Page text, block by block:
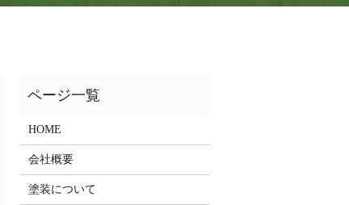
HOME
会社概要
塗装について